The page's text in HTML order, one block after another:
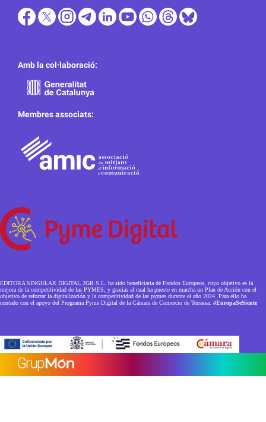
Amb la col·laboració:
Membres associats:
EDITORA SINGULAR DIGITAL 2GR S.L. ha sido beneficiaria de Fondos Europeos, cuyo objetivo es la
mejora de la competitividad de las PYMES, y gracias al cual ha puesto en marcha un Plan de Acción con el
objetivo de reforzar la digitalización y la competitividad de las pymes durante el año 2024. Para ello ha
contado con el apoyo del Programa Pyme Digital de la Cámara de Comercio de Terrassa. #EuropaSeSiente